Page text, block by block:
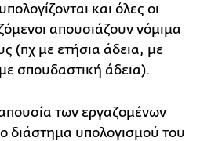
και όλες οι
απουσιάζουν νόμιμα
(πχ με ετήσια άδεια, με
σπουδαστική άδεια).
των εργαζομένων
διάστημα υπολογισμού του